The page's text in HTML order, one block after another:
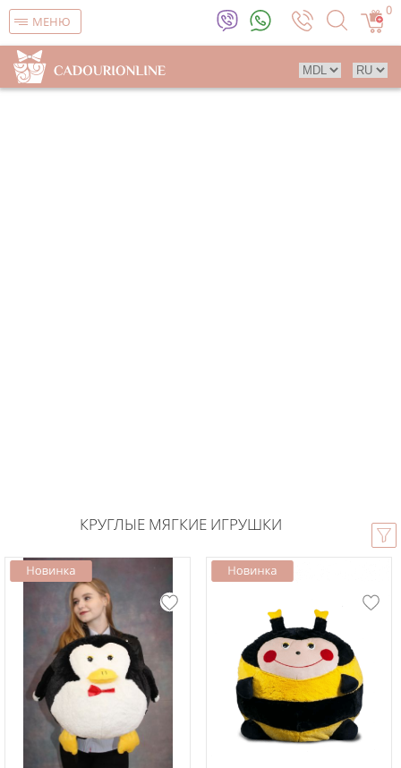
МЕНЮ
0
КРУГЛЫЕ МЯГКИЕ ИГРУШКИ